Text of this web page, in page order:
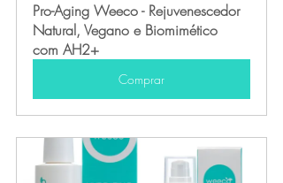
Pro-Aging Weeco - Rejuvenescedor
Natural, Vegano e Biomimético
com AH2+
Comprar